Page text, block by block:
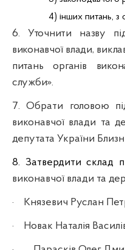
4) інших питань,
6. Уточнити назву
виконавчої влади,
питань органів
служби».
7. Обрати головою
виконавчої влади та
депутата України
8. Затвердити склад
виконавчої влади та
· Князевич Руслан
· Новак Наталія